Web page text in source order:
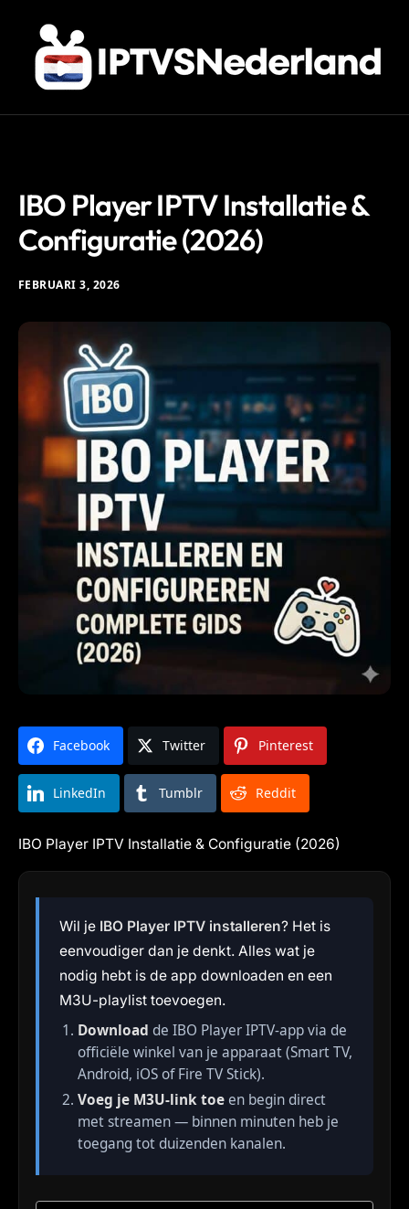
IBO Player IPTV Installatie &
Configuratie (2026)
FEBRUARI 3, 2026
Facebook Twitter Pinterest
LinkedIn Tumblr Reddit
IBO Player IPTV Installatie & Configuratie (2026)
Wil je IBO Player IPTV installeren? Het is
eenvoudiger dan je denkt. Alles wat je
nodig hebt is de app downloaden en een
M3U-playlist toevoegen.
Download de IBO Player IPTV-app via de
officiële winkel van je apparaat (Smart TV,
Android, iOS of Fire TV Stick).
Voeg je M3U-link toe en begin direct
met streamen — binnen minuten heb je
toegang tot duizenden kanalen.